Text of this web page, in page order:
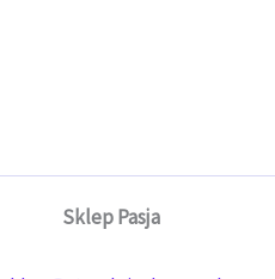
Sklep Pasja